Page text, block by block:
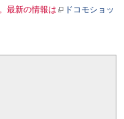
最新の情報は
ドコモショッ